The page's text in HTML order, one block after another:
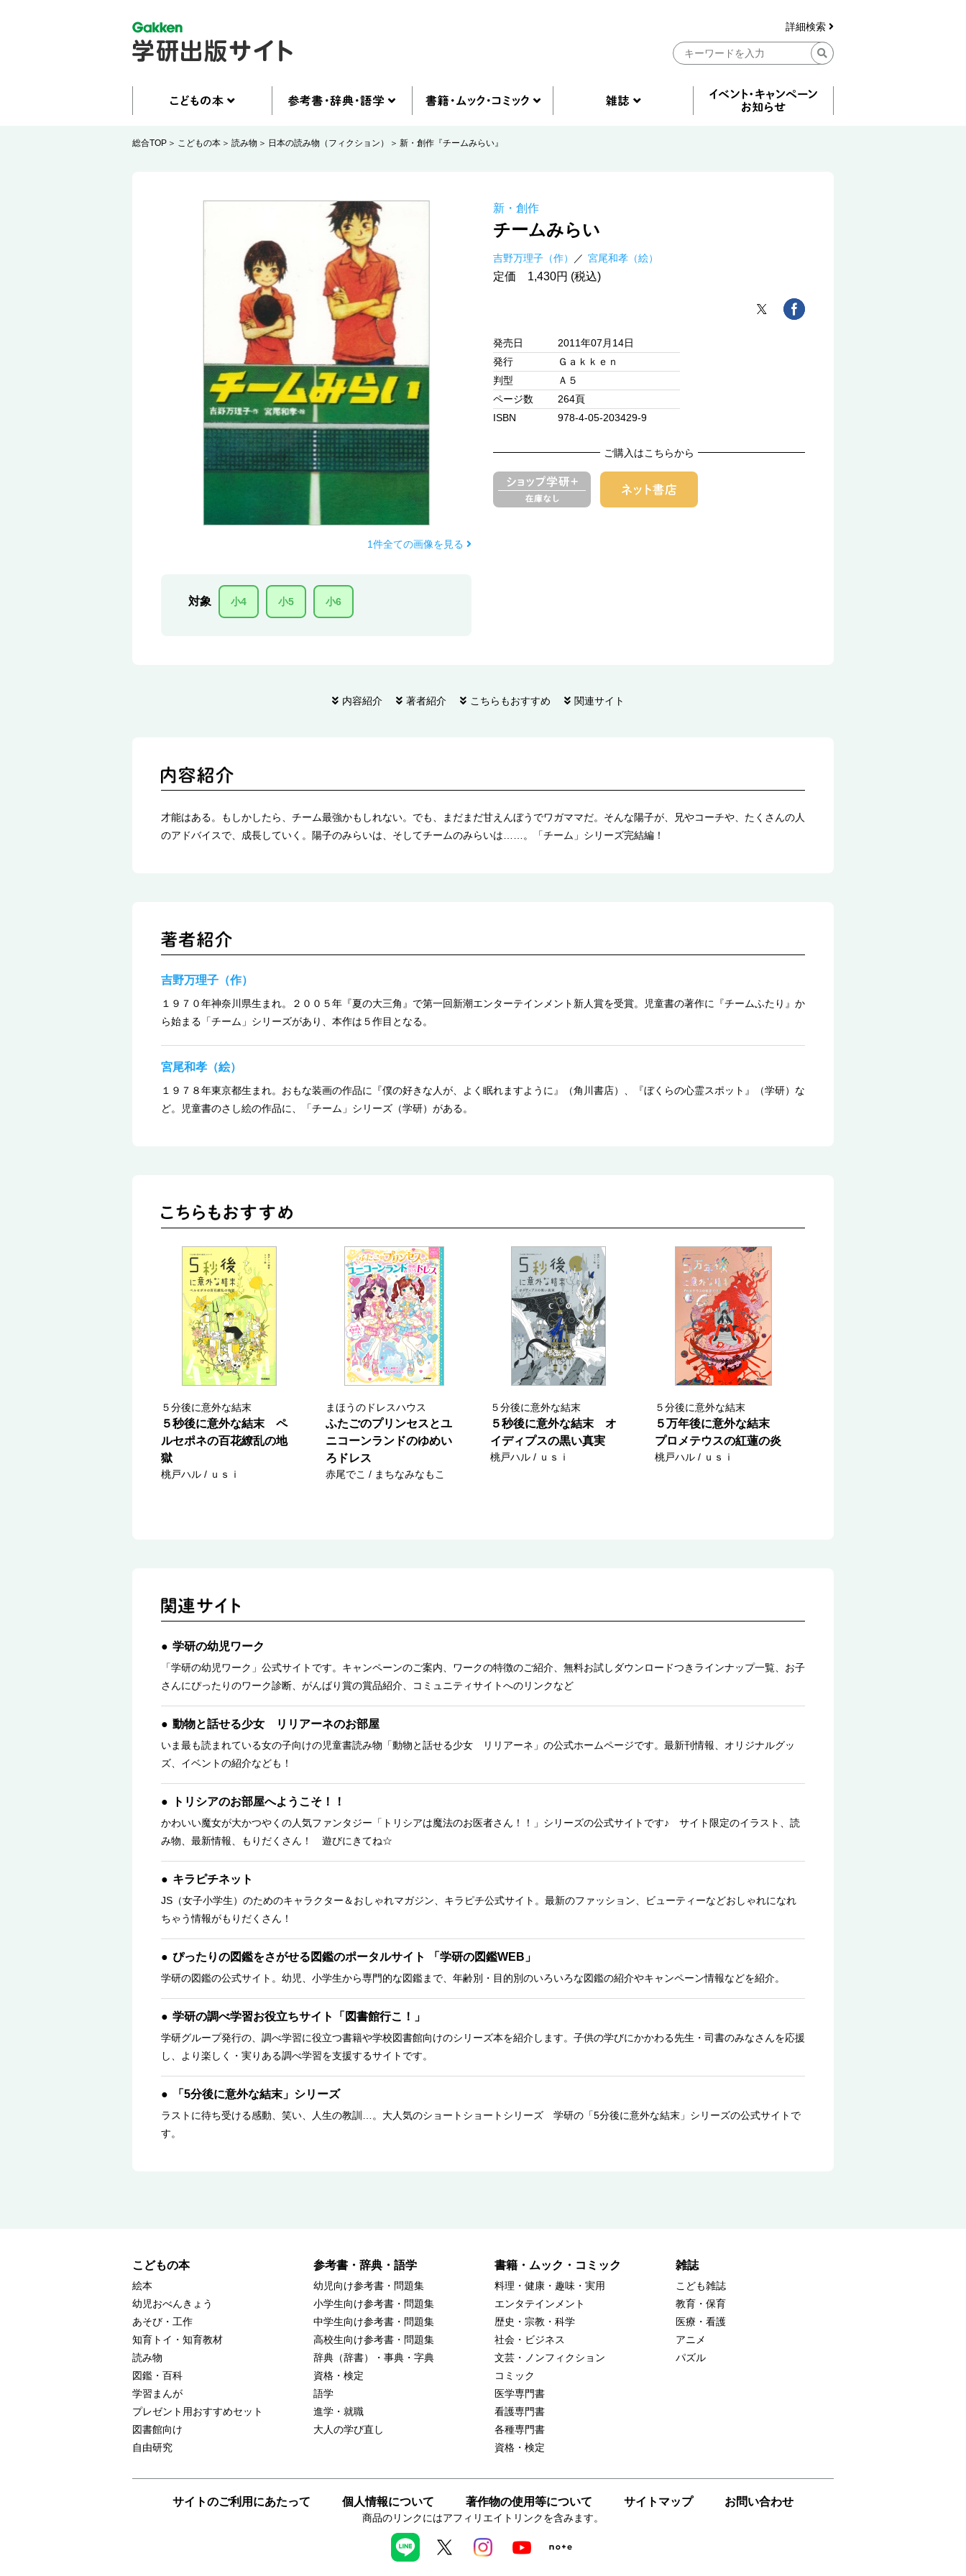
詳細検索
総合TOP こどもの本 読み物 日本の読み物（フィクション） 新・創作『チームみらい』
1件全ての画像を見る
対象 小4 小5 小6
新・創作
チームみらい
吉野万理子（作） 宮尾和孝（絵）
定価 1,430円 (税込)
発売日
2011年07月14日
発行
Ｇａｋｋｅｎ
判型
Ａ５
ページ数
264頁
ISBN
978-4-05-203429-9
ご購入はこちらから
内容紹介 著者紹介 こちらもおすすめ 関連サイト
才能はある。もしかしたら、チーム最強かもしれない。でも、まだまだ甘えんぼうでワガママだ。そんな陽子が、兄やコーチや、たくさんの人
のアドバイスで、成長していく。陽子のみらいは、そしてチームのみらいは……。「チーム」シリーズ完結編！
吉野万理子（作）
１９７０年神奈川県生まれ。２００５年『夏の大三角』で第一回新潮エンターテインメント新人賞を受賞。児童書の著作に『チームふたり』か
ら始まる「チーム」シリーズがあり、本作は５作目となる。
宮尾和孝（絵）
１９７８年東京都生まれ。おもな装画の作品に『僕の好きな人が、よく眠れますように』（角川書店）、『ぼくらの心霊スポット』（学研）な
ど。児童書のさし絵の作品に、「チーム」シリーズ（学研）がある。
５分後に意外な結末
５秒後に意外な結末 ペ
ルセポネの百花繚乱の地
獄
桃戸ハル / ｕｓｉ
まほうのドレスハウス
ふたごのプリンセスとユ
ニコーンランドのゆめい
ろドレス
赤尾でこ / まちなみなもこ
５分後に意外な結末
５秒後に意外な結末 オ
イディプスの黒い真実
桃戸ハル / ｕｓｉ
５分後に意外な結末
５万年後に意外な結末
プロメテウスの紅蓮の炎
桃戸ハル / ｕｓｉ
学研の幼児ワーク
「学研の幼児ワーク」公式サイトです。キャンペーンのご案内、ワークの特徴のご紹介、無料お試しダウンロードつきラインナップ一覧、お子
さんにぴったりのワーク診断、がんばり賞の賞品紹介、コミュニティサイトへのリンクなど
動物と話せる少女 リリアーネのお部屋
いま最も読まれている女の子向けの児童書読み物「動物と話せる少女 リリアーネ」の公式ホームページです。最新刊情報、オリジナルグッ
ズ、イベントの紹介なども！
トリシアのお部屋へようこそ！！
かわいい魔女が大かつやくの人気ファンタジー「トリシアは魔法のお医者さん！！」シリーズの公式サイトです♪ サイト限定のイラスト、読
み物、最新情報、もりだくさん！ 遊びにきてね☆
キラピチネット
JS（女子小学生）のためのキャラクター＆おしゃれマガジン、キラピチ公式サイト。最新のファッション、ビューティーなどおしゃれになれ
ちゃう情報がもりだくさん！
ぴったりの図鑑をさがせる図鑑のポータルサイト 「学研の図鑑WEB」
学研の図鑑の公式サイト。幼児、小学生から専門的な図鑑まで、年齢別・目的別のいろいろな図鑑の紹介やキャンペーン情報などを紹介。
学研の調べ学習お役立ちサイト「図書館行こ！」
学研グループ発行の、調べ学習に役立つ書籍や学校図書館向けのシリーズ本を紹介します。子供の学びにかかわる先生・司書のみなさんを応援
し、より楽しく・実りある調べ学習を支援するサイトです。
「5分後に意外な結末」シリーズ
ラストに待ち受ける感動、笑い、人生の教訓…。大人気のショートショートシリーズ 学研の「5分後に意外な結末」シリーズの公式サイトで
す。
こどもの本
絵本
幼児おべんきょう
あそび・工作
知育トイ・知育教材
読み物
図鑑・百科
学習まんが
プレゼント用おすすめセット
図書館向け
自由研究
参考書・辞典・語学
幼児向け参考書・問題集
小学生向け参考書・問題集
中学生向け参考書・問題集
高校生向け参考書・問題集
辞典（辞書）・事典・字典
資格・検定
語学
進学・就職
大人の学び直し
書籍・ムック・コミック
料理・健康・趣味・実用
エンタテインメント
歴史・宗教・科学
社会・ビジネス
文芸・ノンフィクション
コミック
医学専門書
看護専門書
各種専門書
資格・検定
雑誌
こども雑誌
教育・保育
医療・看護
アニメ
パズル
サイトのご利用にあたって 個人情報について 著作物の使用等について サイトマップ お問い合わせ
商品のリンクにはアフィリエイトリンクを含みます。